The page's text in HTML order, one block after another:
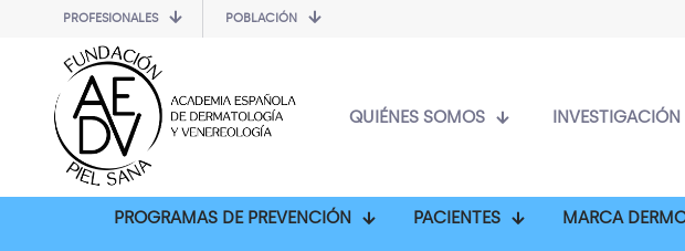
PROFESIONALES POBLACIÓN
QUIÉNES SOMOS INVESTIGACIÓN
PROGRAMAS DE PREVENCIÓN PACIENTES MARCA